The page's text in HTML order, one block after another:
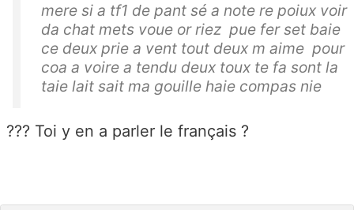
mere si a tf1 de pant sé a note re poiux voir
da chat mets voue or riez pue fer set baie
ce deux prie a vent tout deux m aime pour
coa a voire a tendu deux toux te fa sont la
taie lait sait ma gouille haie compas nie
??? Toi y en a parler le français ?